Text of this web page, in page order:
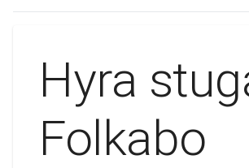
Hyra
Folkabo